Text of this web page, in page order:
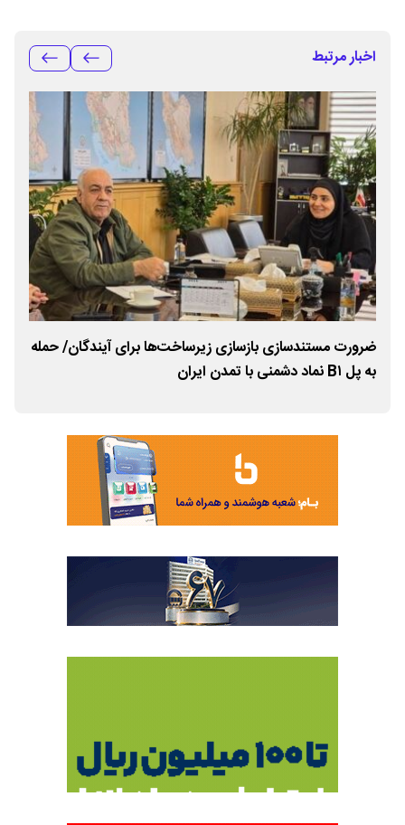
اخبار مرتبط
ضرورت مستندسازی بازسازی زیرساخت‌ها برای آیندگان/ حمله
به پل B۱ نماد دشمنی با تمدن ایران